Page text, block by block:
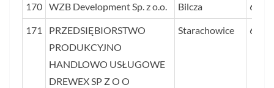
170 WZB Development Sp. z o.o. Bilcza 67
171
PRZEDSIĘBIORSTWO
PRODUKCYJNO
HANDLOWO USŁUGOWE
DREWEX SP Z O O
Starachowice 66